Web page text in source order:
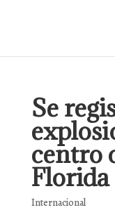
Se
centro
Florida
Internacional